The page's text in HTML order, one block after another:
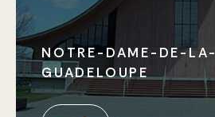
NOTRE-DAME-DE-LA-
GUADELOUPE